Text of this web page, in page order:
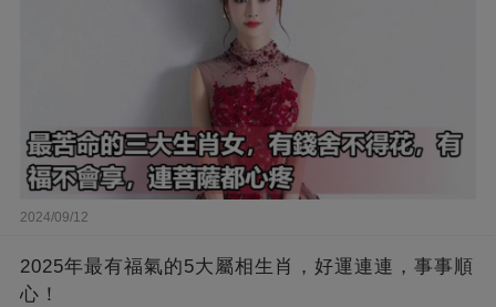
2024/09/12
2025年最有福氣的5大屬相生肖，好運連連，事事順
心！